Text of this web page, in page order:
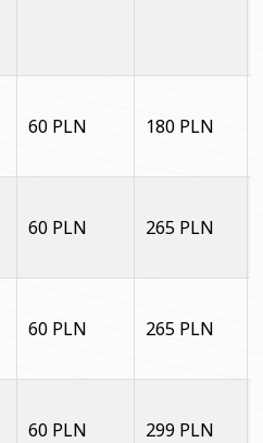
60 PLN 180 PLN
60 PLN 265 PLN
60 PLN 265 PLN
60 PLN 299 PLN